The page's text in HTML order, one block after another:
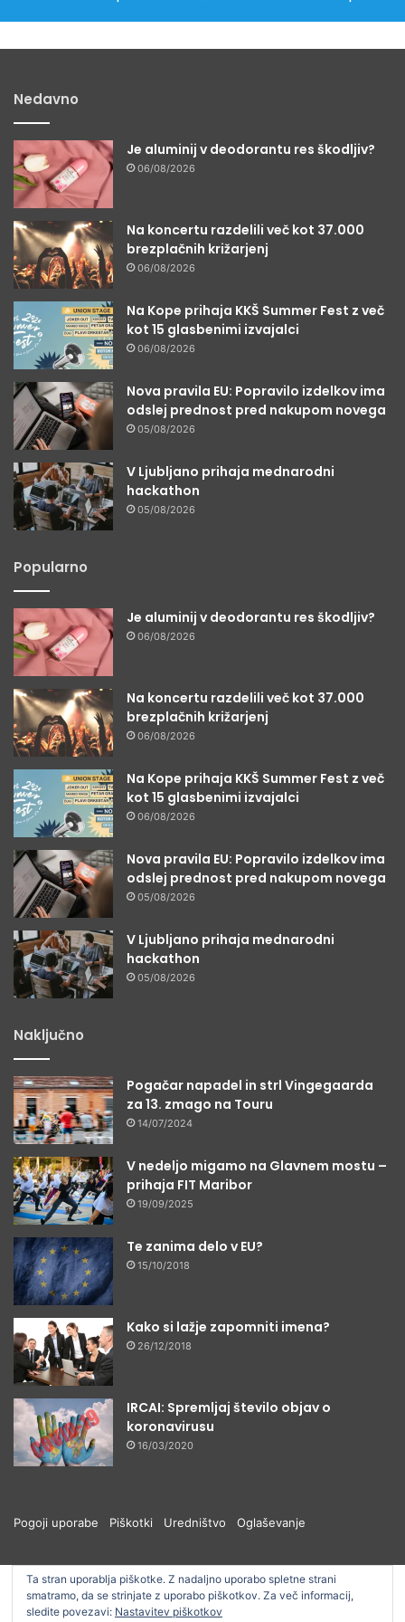
Nedavno
Je aluminij v deodorantu res škodljiv?
06/08/2026
Na koncertu razdelili več kot 37.000
brezplačnih križarjenj
06/08/2026
Na Kope prihaja KKŠ Summer Fest z več
kot 15 glasbenimi izvajalci
06/08/2026
Nova pravila EU: Popravilo izdelkov ima
odslej prednost pred nakupom novega
05/08/2026
V Ljubljano prihaja mednarodni
hackathon
05/08/2026
Popularno
Je aluminij v deodorantu res škodljiv?
06/08/2026
Na koncertu razdelili več kot 37.000
brezplačnih križarjenj
06/08/2026
Na Kope prihaja KKŠ Summer Fest z več
kot 15 glasbenimi izvajalci
06/08/2026
Nova pravila EU: Popravilo izdelkov ima
odslej prednost pred nakupom novega
05/08/2026
V Ljubljano prihaja mednarodni
hackathon
05/08/2026
Naključno
Pogačar napadel in strl Vingegaarda
za 13. zmago na Touru
14/07/2024
V nedeljo migamo na Glavnem mostu –
prihaja FIT Maribor
19/09/2025
Te zanima delo v EU?
15/10/2018
Kako si lažje zapomniti imena?
26/12/2018
IRCAI: Spremljaj število objav o
koronavirusu
16/03/2020
Pogoji uporabe Piškotki Uredništvo Oglaševanje
© ŠOUM 2026, Vse pravice pridržane
Ta stran uporablja piškotke. Z nadaljno uporabo spletne strani
smatramo, da se strinjate z uporabo piškotkov. Za več informacij,
sledite povezavi: Nastavitev piškotkov